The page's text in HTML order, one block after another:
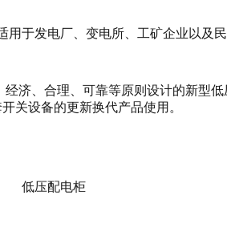
于发电厂、变电所、工矿企业以及
济、合理、可靠等原则设计的新型
关设备的更新换代产品使用。